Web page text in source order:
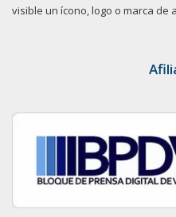
visible un ícono, logo o marca de